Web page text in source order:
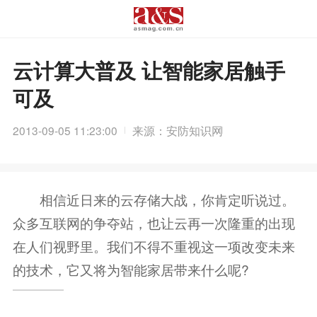
云计算大普及 让智能家居触手
可及
2013-09-05 11:23:00 来源：安防知识网
相信近日来的云存储大战，你肯定听说过。
众多互联网的争夺站，也让云再一次隆重的出现
在人们视野里。我们不得不重视这一项改变未来
的技术，它又将为智能家居带来什么呢?